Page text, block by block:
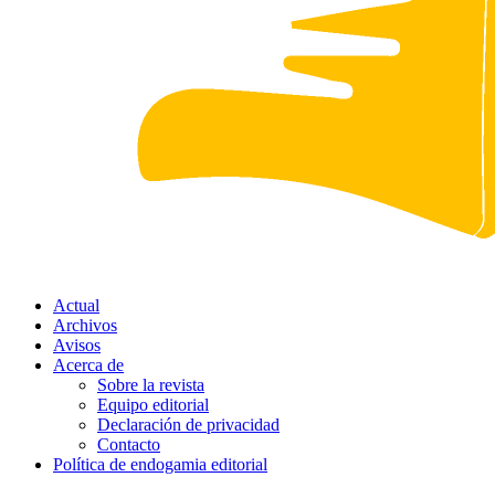
Actual
Archivos
Avisos
Acerca de
Sobre la revista
Equipo editorial
Declaración de privacidad
Contacto
Política de endogamia editorial